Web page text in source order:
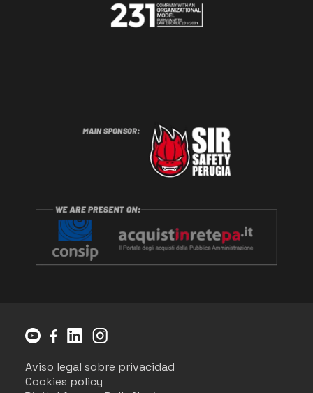
Aviso legal sobre privacidad
Cookies policy